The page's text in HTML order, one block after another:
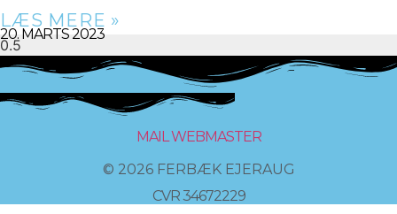
LÆS MERE »
20. MARTS 2023
MAIL WEBMASTER
© 2026 FERBÆK EJERAUG
CVR 34672229